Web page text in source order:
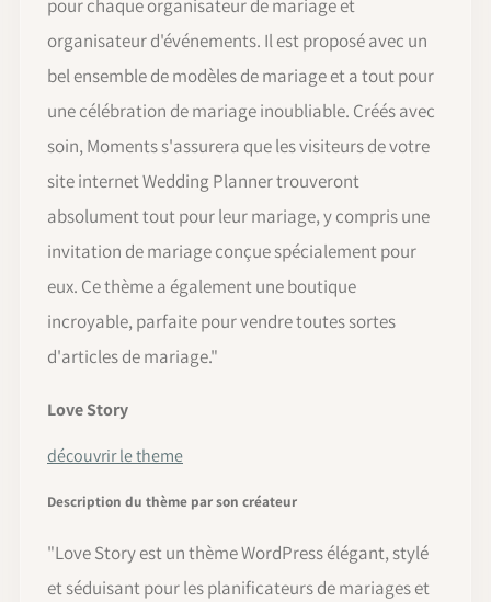
pour chaque organisateur de mariage et
organisateur d'événements. Il est proposé avec un
bel ensemble de modèles de mariage et a tout pour
une célébration de mariage inoubliable. Créés avec
soin, Moments s'assurera que les visiteurs de votre
site internet Wedding Planner trouveront
absolument tout pour leur mariage, y compris une
invitation de mariage conçue spécialement pour
eux. Ce thème a également une boutique
incroyable, parfaite pour vendre toutes sortes
d'articles de mariage."
Love Story
découvrir le theme
Description du thème par son créateur
"Love Story est un thème WordPress élégant, stylé
et séduisant pour les planificateurs de mariages et